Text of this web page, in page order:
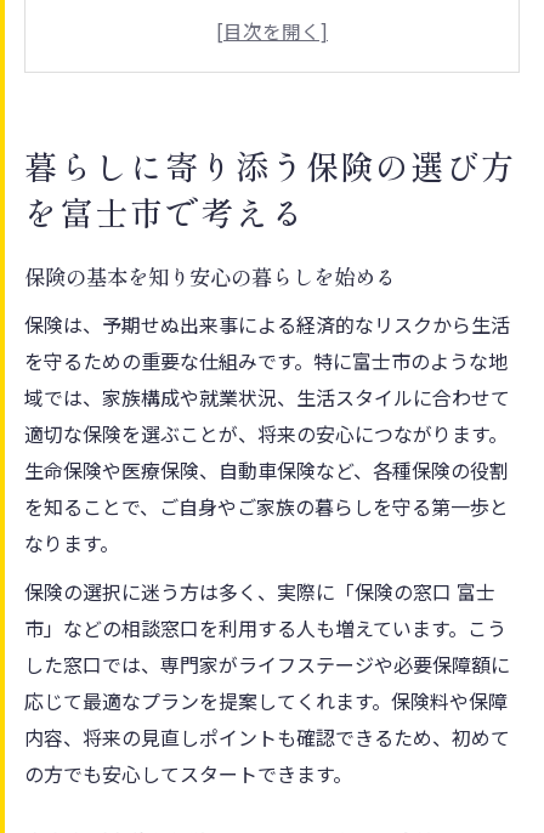
富士市で家計と保険のバランスを考える方
保険選択と家計見直しのタイミングを知る
地域の特色と家計管理から見る保険が人気の理
富士市の家計事情に合う保険の選び方の特
徴
地域密着型保険が人気を集める理由を解説
特産品と家計管理の視点から保険の役割を
考える
保険が地域の生活に溶け込む仕組みとは
特産品を楽しむ家計と保険の新しい関係性
富士市の旬食材と保険の賢い組み合わせ術
保険を活用した家計管理の現実的なヒント
地元特産品と保険の相乗効果に注目する理
暮らしに寄り添う保険の選び方
を富士市で考える
保険の基本を知り安心の暮らしを始める
保険は、予期せぬ出来事による経済的なリスクから生活
を守るための重要な仕組みです。特に富士市のような地
域では、家族構成や就業状況、生活スタイルに合わせて
適切な保険を選ぶことが、将来の安心につながります。
生命保険や医療保険、自動車保険など、各種保険の役割
を知ることで、ご自身やご家族の暮らしを守る第一歩と
なります。
保険の選択に迷う方は多く、実際に「保険の窓口 富士
市」などの相談窓口を利用する人も増えています。こう
した窓口では、専門家がライフステージや必要保障額に
応じて最適なプランを提案してくれます。保険料や保障
内容、将来の見直しポイントも確認できるため、初めて
の方でも安心してスタートできます。